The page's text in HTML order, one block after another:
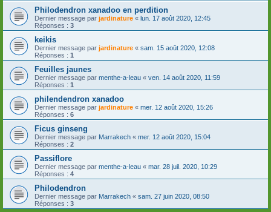
Philodendron xanadoo en perdition
Dernier message par jardinature « lun. 17 août 2020, 12:45
Réponses : 3
keikis
Dernier message par jardinature « sam. 15 août 2020, 12:08
Réponses : 1
Feuilles jaunes
Dernier message par menthe-a-leau « ven. 14 août 2020, 11:59
Réponses : 1
philendendron xanadoo
Dernier message par jardinature « mer. 12 août 2020, 15:26
Réponses : 6
Ficus ginseng
Dernier message par Marrakech « mer. 12 août 2020, 15:04
Réponses : 2
Passiflore
Dernier message par menthe-a-leau « mar. 28 juil. 2020, 10:29
Réponses : 4
Philodendron
Dernier message par Marrakech « sam. 27 juin 2020, 08:50
Réponses : 3